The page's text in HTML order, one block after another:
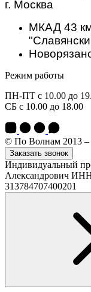
г. Москва
МКАД 43
Режим работы
ПН-ПТ с 10.00 до
СБ с 10.00 до 18.00
© По Волнам 2013 –
Заказать звонок
Индивидуальный
Александрович
313784707400201